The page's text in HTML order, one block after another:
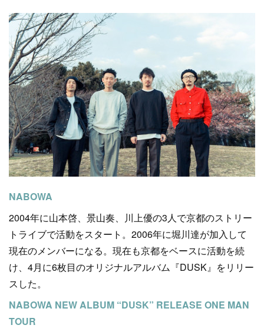
NABOWA
2004年に山本啓、景山奏、川上優の3人で京都のストリー
トライブで活動をスタート。2006年に堀川達が加入して
現在のメンバーになる。現在も京都をベースに活動を続
け、4月に6枚目のオリジナルアルバム『DUSK』をリリー
スした。
NABOWA NEW ALBUM “DUSK” RELEASE ONE MAN
TOUR